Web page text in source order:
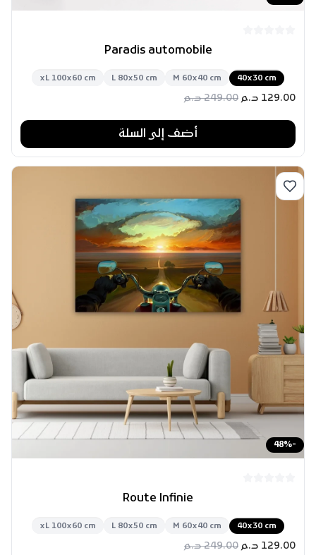
Paradis automobile
40x30 cm
M 60x40 cm
L 80x50 cm
xL 100x60 cm
129.00 د.م 249.00 د.م
أضف إلى السلة
-
48%
Route Infinie
40x30 cm
M 60x40 cm
L 80x50 cm
xL 100x60 cm
129.00 د.م 249.00 د.م